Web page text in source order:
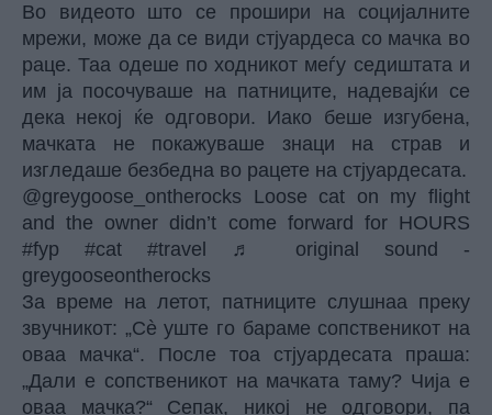
Во видеото што се прошири на социјалните
мрежи, може да се види стјуардеса со мачка во
раце. Таа одеше по ходникот меѓу седиштата и
им ја посочуваше на патниците, надевајќи се
дека некој ќе одговори. Иако беше изгубена,
мачката не покажуваше знаци на страв и
изгледаше безбедна во рацете на стјуардесата.
@greygoose_ontherocks Loose cat on my flight
and the owner didn’t come forward for HOURS
#fyp
#cat #travel
♬ original sound -
greygooseontherocks
За време на летот, патниците слушнаа преку
звучникот: „Сè уште го бараме сопственикот на
оваа мачка“. После тоа стјуардесата праша:
„Дали е сопственикот на мачката таму? Чија е
оваа мачка?“ Сепак, никој не одговори, па